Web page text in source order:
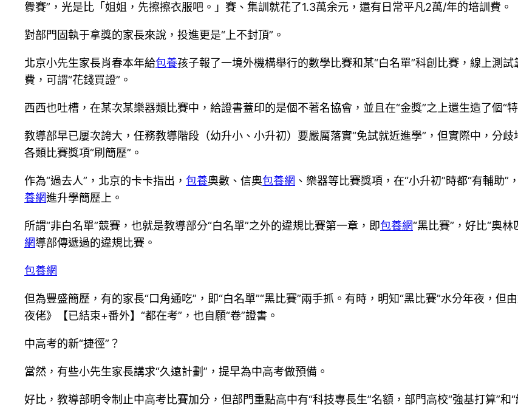
釁賽”，光是比「姐姐，先擦擦衣服吧。」賽、集訓就花了1.3萬余元，還有日常平凡2萬/年的培訓費。
對部門固執于拿獎的家長來說，投進更是“上不封頂”。
北京小先生家長肖春本年給包養孩子報了一境外機構舉行的數學比賽和某“白名單”科創比賽，線上測
費，可謂“花錢買證”。
西西也吐槽，在某次某樂器類比賽中，給證書蓋印的是個不著名協會，並且在“金獎”之上還生造了個“特
教導部早已屢次誇大，任務教導階段（幼升小、小升初）要嚴厲落實“免試就近進學”，但實際中，分歧
各類比賽獎項“刷簡歷”。
作為“過去人”，北京的卡卡指出， 包養奧數、信奧包養網 、樂器等比賽獎項，在“小升初”時都“有輔助
養網進升學簡歷上。
所謂“非白名單”競賽，也就是教導部分“白名單”之外的違規比賽第一章，即包養網“黑比賽”，好比“奧
網導部傳遞過的違規比賽。
包養網
但為豐盛簡歷，有的家長“口角通吃”，即“白名單”“黑比賽”兩手抓。有時，明知“黑比賽”水分年夜，但
夜佬》【已結束+番外】“都在考”，也自願“卷”證書。
中高考的新“捷徑”？
當然，有些小先生家長講求“久遠計劃”，提早為中高考做預備。
好比，教導部明令制止中高考比賽加分，但部門重點高中有“科技專長生”名額，部門高校“強基打算”和